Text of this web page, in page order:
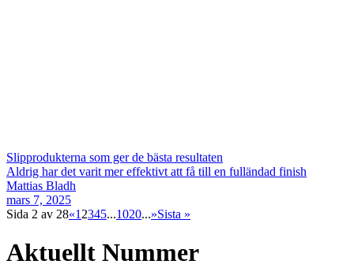
Slipprodukterna som ger de bästa resultaten
Aldrig har det varit mer effektivt att få till en fulländad finish
Mattias Bladh
mars 7, 2025
Sida 2 av 28«1 2345...1020...»Sista »
Aktuellt Nummer